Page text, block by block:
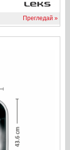
Прегледай